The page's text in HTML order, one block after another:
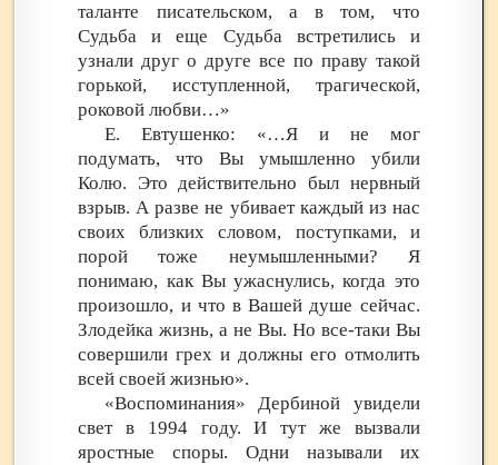
таланте писательском, а в том, что
Судьба и еще Судьба встретились и
узнали друг о друге все по праву такой
горькой, исступленной, трагической,
роковой любви…»
Е. Евтушенко: «…Я и не мог
подумать, что Вы умышленно убили
Колю. Это действительно был нервный
взрыв. А разве не убивает каждый из нас
своих близких словом, поступками, и
порой тоже неумышленными? Я
понимаю, как Вы ужаснулись, когда это
произошло, и что в Вашей душе сейчас.
Злодейка жизнь, а не Вы. Но все-таки Вы
совершили грех и должны его отмолить
всей своей жизнью».
«Воспоминания» Дербиной увидели
свет в 1994 году. И тут же вызвали
яростные споры. Одни называли их